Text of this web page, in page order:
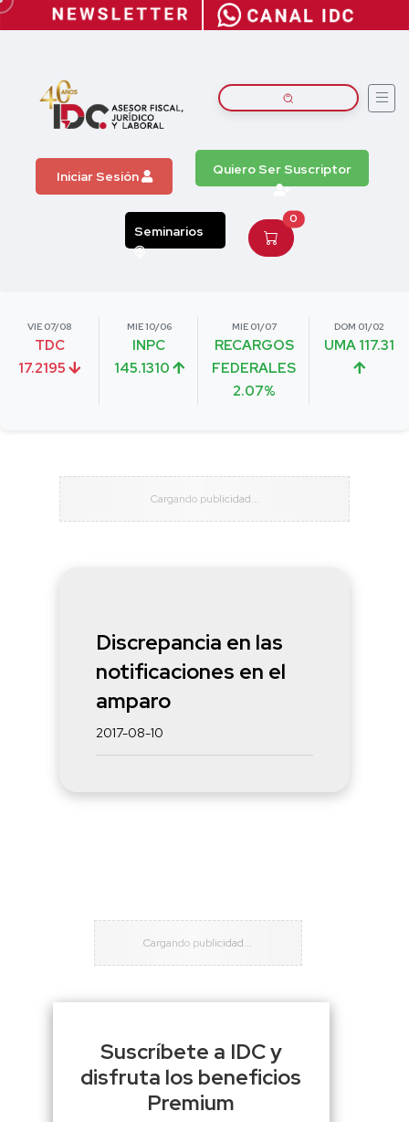
Iniciar Sesión Quiero Ser Suscriptor
Seminarios
0
VIE 07/08
TDC
17.2195
MIE 10/06
INPC
145.1310
MIE 01/07
RECARGOS
FEDERALES
2.07%
DOM 01/02
UMA 117.31
Discrepancia en las
notificaciones en el
amparo
2017-08-10
Suscríbete a IDC y
disfruta los beneficios
Premium